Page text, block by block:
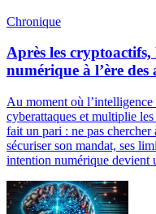
Chronique
Après les
numérique à l’ère des
Au moment où
cyberattaques et multiplie
fait un pari : ne pas
sécuriser son mandat, ses
intention numérique devient